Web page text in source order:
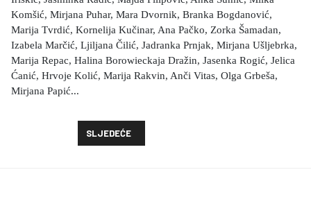
Komšić, Mirjana Puhar, Mara Dvornik, Branka Bogdanović,
Marija Tvrdić, Kornelija Kučinar, Ana Pačko, Zorka Šamadan,
Izabela Marčić, Ljiljana Čilić, Jadranka Prnjak, Mirjana Ušljebrka,
Marija Repac, Halina Borowieckaja Dražin, Jasenka Rogić, Jelica
Ćanić, Hrvoje Kolić, Marija Rakvin, Anči Vitas, Olga Grbeša,
Mirjana Papić...
SLJEDEĆI ČLANAK: DJELATNICI
SLJEDEĆE